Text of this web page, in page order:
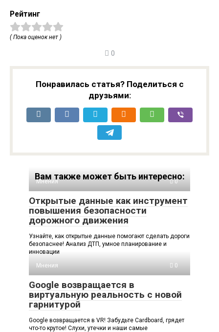
Рейтинг
( Пока оценок нет )
0
Понравилась статья? Поделиться с
друзьями:
Вам также может быть интересно:
Мнения 0
Открытые данные как инструмент
повышения безопасности
дорожного движения
Узнайте, как открытые данные помогают сделать дороги
безопаснее! Анализ ДТП, умное планирование и
инновации
Мнения
0
Google возвращается в
виртуальную реальность с новой
гарнитурой
Google возвращается в VR! Забудьте Cardboard, грядет
что-то крутое! Слухи, утечки и наши самые